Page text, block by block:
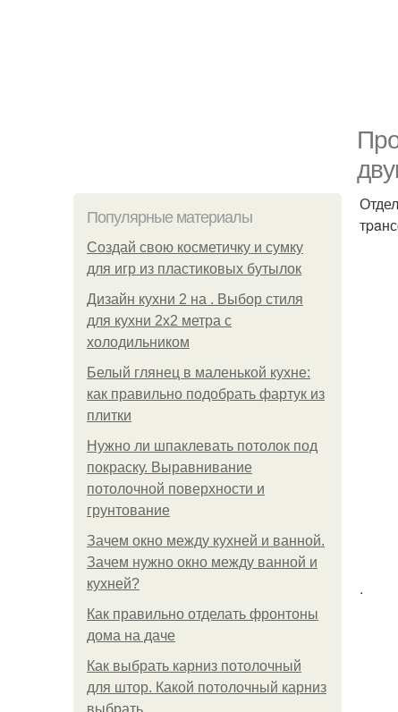
Популярные материалы
Создай свою косметичку и сумку
для игр из пластиковых бутылок
Дизайн кухни 2 на . Выбор стиля
для кухни 2х2 метра с
холодильником
Белый глянец в маленькой кухне:
как правильно подобрать фартук из
плитки
Нужно ли шпаклевать потолок под
покраску. Выравнивание
потолочной поверхности и
грунтование
Зачем окно между кухней и ванной.
Зачем нужно окно между ванной и
кухней?
Как правильно отделать фронтоны
дома на даче
Как выбрать карниз потолочный
для штор. Какой потолочный карниз
выбрать
.